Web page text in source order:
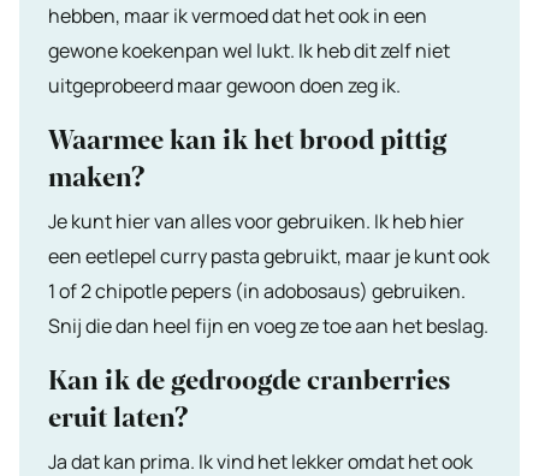
hebben, maar ik vermoed dat het ook in een
gewone koekenpan wel lukt. Ik heb dit zelf niet
uitgeprobeerd maar gewoon doen zeg ik.
Waarmee kan ik het brood pittig
maken?
Je kunt hier van alles voor gebruiken. Ik heb hier
een eetlepel curry pasta gebruikt, maar je kunt ook
1 of 2 chipotle pepers (in adobosaus) gebruiken.
Snij die dan heel fijn en voeg ze toe aan het beslag.
Kan ik de gedroogde cranberries
eruit laten?
Ja dat kan prima. Ik vind het lekker omdat het ook